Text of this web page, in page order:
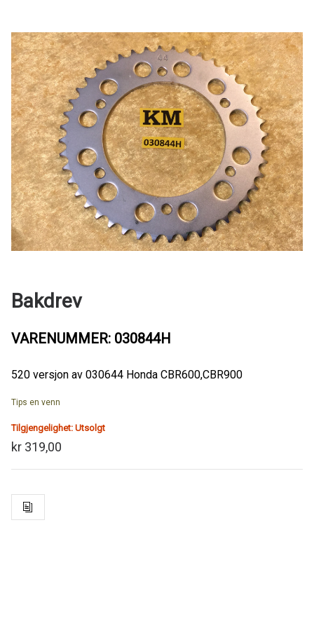
Bakdrev
VARENUMMER: 030844H
520 versjon av 030644 Honda CBR600,CBR900
Tips en venn
Tilgjengelighet: Utsolgt
kr 319,00